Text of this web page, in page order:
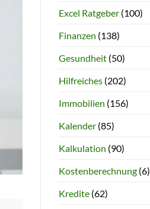
Excel Ratgeber(100)
Finanzen (138)
Gesundheit(50)
Hilfreiches(202)
Immobilien (156)
Kalender(85)
Kalkulation (90)
Kostenberechnung(6)
Kredite(62)